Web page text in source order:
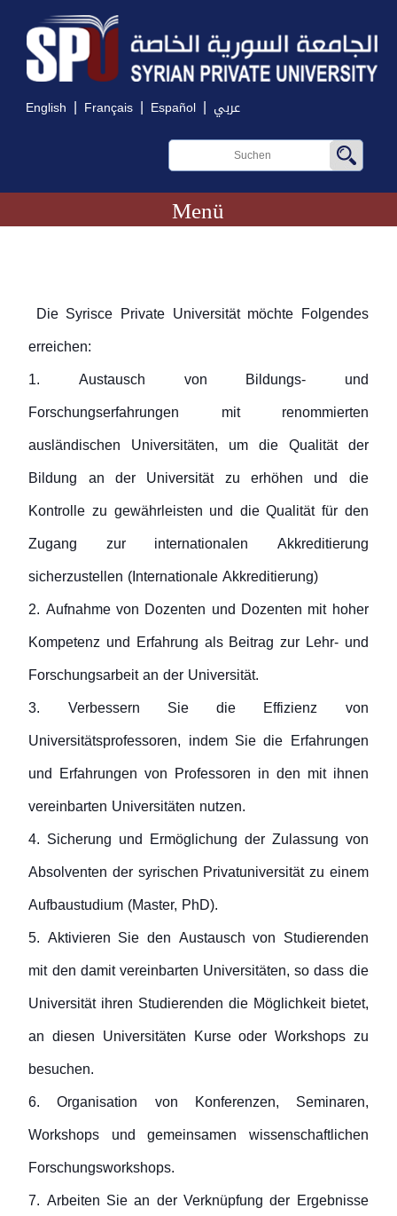
English | Français | Español | عربي
Menü
Die Syrisce Private Universität möchte Folgendes
erreichen:
1. Austausch von Bildungs- und
Forschungserfahrungen mit renommierten
ausländischen Universitäten, um die Qualität der
Bildung an der Universität zu erhöhen und die
Kontrolle zu gewährleisten und die Qualität für den
Zugang zur internationalen Akkreditierung
sicherzustellen (Internationale Akkreditierung)
2. Aufnahme von Dozenten und Dozenten mit hoher
Kompetenz und Erfahrung als Beitrag zur Lehr- und
Forschungsarbeit an der Universität.
3. Verbessern Sie die Effizienz von
Universitätsprofessoren, indem Sie die Erfahrungen
und Erfahrungen von Professoren in den mit ihnen
vereinbarten Universitäten nutzen.
4. Sicherung und Ermöglichung der Zulassung von
Absolventen der syrischen Privatuniversität zu einem
Aufbaustudium (Master, PhD).
5. Aktivieren Sie den Austausch von Studierenden
mit den damit vereinbarten Universitäten, so dass die
Universität ihren Studierenden die Möglichkeit bietet,
an diesen Universitäten Kurse oder Workshops zu
besuchen.
6. Organisation von Konferenzen, Seminaren,
Workshops und gemeinsamen wissenschaftlichen
Forschungsworkshops.
7. Arbeiten Sie an der Verknüpfung der Ergebnisse